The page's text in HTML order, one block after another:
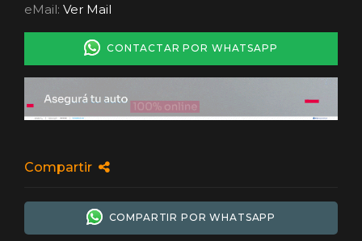
eMail: Ver Mail
CONTACTAR POR WHATSAPP
Compartir
COMPARTIR POR WHATSAPP